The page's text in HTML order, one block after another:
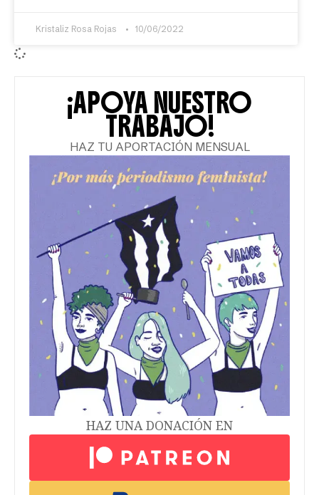
Kristaliz Rosa Rojas 10/06/2022
¡APOYA NUESTRO
TRABAJO!
HAZ TU APORTACIÓN MENSUAL
HAZ UNA DONACIÓN EN